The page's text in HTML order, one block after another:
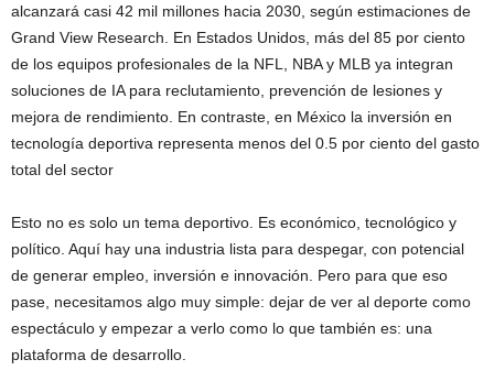
alcanzará casi 42 mil millones hacia 2030, según estimaciones de
Grand View Research. En Estados Unidos, más del 85 por ciento
de los equipos profesionales de la NFL, NBA y MLB ya integran
soluciones de IA para reclutamiento, prevención de lesiones y
mejora de rendimiento. En contraste, en México la inversión en
tecnología deportiva representa menos del 0.5 por ciento del gasto
total del sector
Esto no es solo un tema deportivo. Es económico, tecnológico y
político. Aquí hay una industria lista para despegar, con potencial
de generar empleo, inversión e innovación. Pero para que eso
pase, necesitamos algo muy simple: dejar de ver al deporte como
espectáculo y empezar a verlo como lo que también es: una
plataforma de desarrollo.